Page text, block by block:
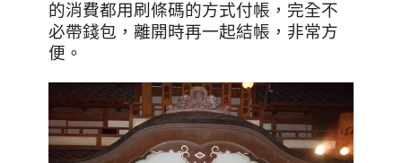
的消費都用刷條碼的方式付帳，完全不
必帶錢包，離開時再一起結帳，非常方
便。